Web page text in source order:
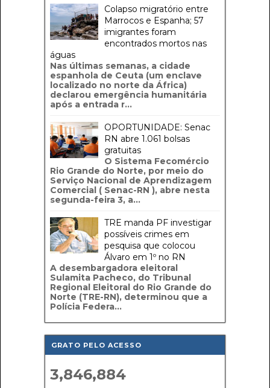
Colapso migratório entre
Marrocos e Espanha; 57
imigrantes foram
encontrados mortos nas
águas
Nas últimas semanas, a cidade
espanhola de Ceuta (um enclave
localizado no norte da África)
declarou emergência humanitária
após a entrada r...
OPORTUNIDADE: Senac
RN abre 1.061 bolsas
gratuitas
O Sistema Fecomércio
Rio Grande do Norte, por meio do
Serviço Nacional de Aprendizagem
Comercial ( Senac-RN ), abre nesta
segunda-feira 3, a...
TRE manda PF investigar
possíveis crimes em
pesquisa que colocou
Álvaro em 1º no RN
A desembargadora eleitoral
Sulamita Pacheco, do Tribunal
Regional Eleitoral do Rio Grande do
Norte (TRE-RN), determinou que a
Polícia Federa...
GRATO PELO ACESSO
3,846,884